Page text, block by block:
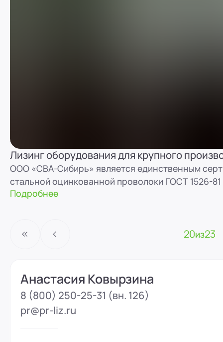
Лизинг оборудования для крупного
ООО «СВА-Сибирь» является единственным
стальной оцинкованной проволоки ГОСТ 1526-
Подробнее
20из23
Анастасия Ковырзина
8 (800) 250-25-31 (вн. 126)
pr@pr-liz.ru